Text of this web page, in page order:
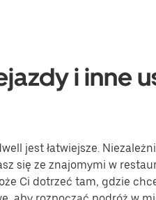
i inne
jest łatwiejsze.
się ze znajomymi w
Ci dotrzeć tam, gdzie